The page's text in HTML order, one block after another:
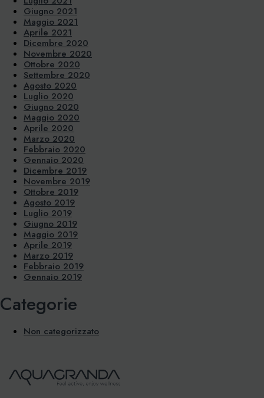
Giugno 2021
Maggio 2021
Aprile 2021
Dicembre 2020
Novembre 2020
Ottobre 2020
Settembre 2020
Agosto 2020
Luglio 2020
Giugno 2020
Maggio 2020
Aprile 2020
Marzo 2020
Febbraio 2020
Gennaio 2020
Dicembre 2019
Novembre 2019
Ottobre 2019
Agosto 2019
Luglio 2019
Giugno 2019
Maggio 2019
Aprile 2019
Marzo 2019
Febbraio 2019
Gennaio 2019
Categorie
Non categorizzato